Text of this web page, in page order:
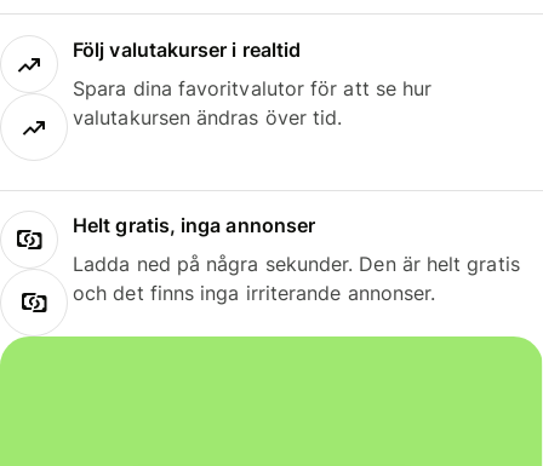
Följ valutakurser i realtid
Spara dina favoritvalutor för att se hur
valutakursen ändras över tid.
Helt gratis, inga annonser
Ladda ned på några sekunder. Den är helt gratis
och det finns inga irriterande annonser.